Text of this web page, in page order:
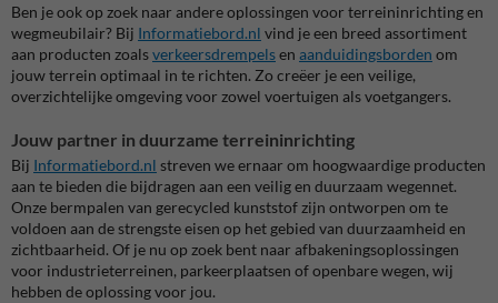
Ben je ook op zoek naar andere oplossingen voor terreininrichting en
wegmeubilair? Bij Informatiebord.nl vind je een breed assortiment
aan producten zoalsverkeersdrempelsen aanduidingsborden om
jouw terrein optimaal in te richten. Zo creëer je een veilige,
overzichtelijke omgeving voor zowel voertuigen als voetgangers.
Jouw partner in duurzame terreininrichting
Bij Informatiebord.nl streven we ernaar om hoogwaardige producten
aan te bieden die bijdragen aan een veilig en duurzaam wegennet.
Onze bermpalen van gerecycled kunststof zijn ontworpen om te
voldoen aan de strengste eisen op het gebied van duurzaamheid en
zichtbaarheid. Of je nu op zoek bent naar afbakeningsoplossingen
voor industrieterreinen, parkeerplaatsen of openbare wegen, wij
hebben de oplossing voor jou.